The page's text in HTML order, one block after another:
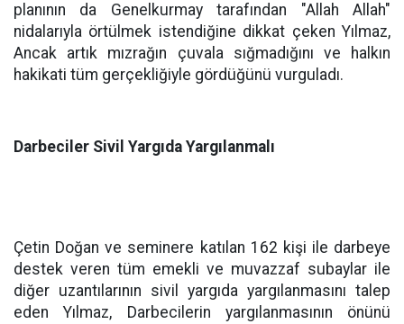
planının da Genelkurmay tarafından "Allah Allah"
nidalarıyla örtülmek istendiğine dikkat çeken Yılmaz,
Ancak artık mızrağın çuvala sığmadığını ve halkın
hakikati tüm gerçekliğiyle gördüğünü vurguladı.
Darbeciler Sivil Yargıda Yargılanmalı
Çetin Doğan ve seminere katılan 162 kişi ile darbeye
destek veren tüm emekli ve muvazzaf subaylar ile
diğer uzantılarının sivil yargıda yargılanmasını talep
eden Yılmaz, Darbecilerin yargılanmasının önünü